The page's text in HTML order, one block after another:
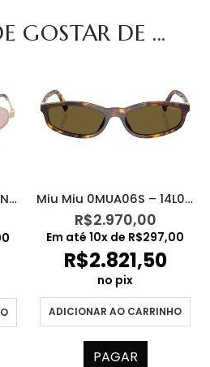
GOSTAR DE ...
Miu Miu 0MUA52S – ZVN4I0 Miu Miu 0MUA06S – 14L09Z
R$2.970,00
Em até 10x de R$297,00
R$2.821,50
no pix
ADICIONAR AO CARRINHO
PAGAR